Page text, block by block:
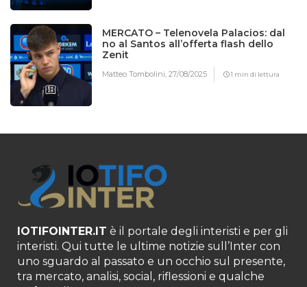
MERCATO – Telenovela Palacios: dal
no al Santos all’offerta flash dello
Zenit
Matteo Tombolini,27/08/2025 1 min di lettura
IOTIFOINTER.IT è il portale degli interisti e per gli
interisti. Qui tutte le ultime notizie sull’Inter con
uno sguardo al passato e un occhio sul presente,
tra mercato, analisi, social, riflessioni e qualche